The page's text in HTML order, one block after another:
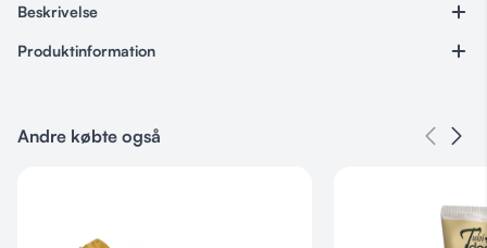
Beskrivelse
Produktinformation
Kategorier
Andre købte også